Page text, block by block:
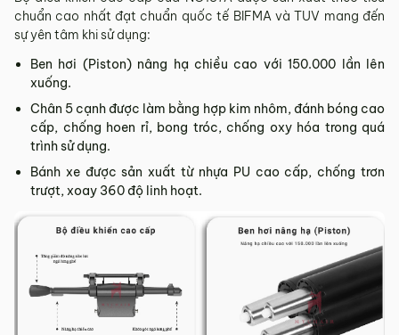
chuẩn cao nhất đạt chuẩn quốc tế BIFMA và TUV mang đến
sự yên tâm khi sử dụng:
Ben hơi (Piston) nâng hạ chiều cao với 150.000 lần lên
xuống.
Chân 5 cạnh được làm bằng hợp kim nhôm, đánh bóng cao
cấp, chống hoen rỉ, bong tróc, chống oxy hóa trong quá
trình sử dụng.
Bánh xe được sản xuất từ nhựa PU cao cấp, chống trơn
trượt, xoay 360 độ linh hoạt.